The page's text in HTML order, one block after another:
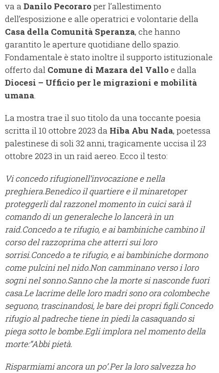
va a Danilo Pecoraroper l’allestimento
dell’esposizione e alle operatrici e volontarie della
Casa della Comunità Speranza, che hanno
garantito le aperture quotidiane dello spazio.
Fondamentale è stato inoltre il supporto istituzionale
offerto dal Comune di Mazara del Valloe dalla
Diocesi – Ufficio per le migrazioni e mobilità
umana.
La mostra trae il suo titolo da una toccante poesia
scritta il 10 ottobre 2023 da Hiba Abu Nada, poetessa
palestinese di soli 32 anni, tragicamente uccisa il 23
ottobre 2023 in un raid aereo. Ecco il testo:
Vi concedo rifugionell’invocazione e nella
preghiera.Benedico il quartiere e il minaretoper
proteggerli dal razzonel momento in cuici sarà il
comando di un generaleche lo lancerà in un
raid.Concedo a te rifugio, e ai bambiniche cambino il
corso del razzoprima che atterri sui loro
sorrisi.Concedo a te rifugio, e ai bambiniche dormono
come pulcini nel nido.Non camminano verso i loro
sogni nel sonno.Sanno che la morte si nasconde fuori
casa.Le lacrime delle loro madri sono ora colombeche
seguono, trascinandosi, le bare dei propri figli.Concedo
rifugio al padreche tiene in piedi la casaquando si
piega sotto le bombe.Egli implora nel momento della
morte:“Abbi pietà.
Risparmiami ancora un po’.Per la loro salvezza ho